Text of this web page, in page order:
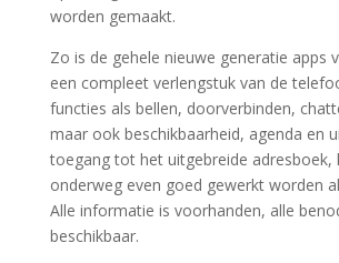
worden gemaakt.
Zo is de gehele nieuwe generatie apps
een compleet verlengstuk van de
functies als bellen, doorverbinden,
maar ook beschikbaarheid, agenda en
toegang tot het uitgebreide adresboek,
onderweg even goed gewerkt worden
Alle informatie is voorhanden, alle
beschikbaar.